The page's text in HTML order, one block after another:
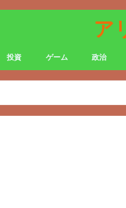
ア
投資 ゲーム 政治